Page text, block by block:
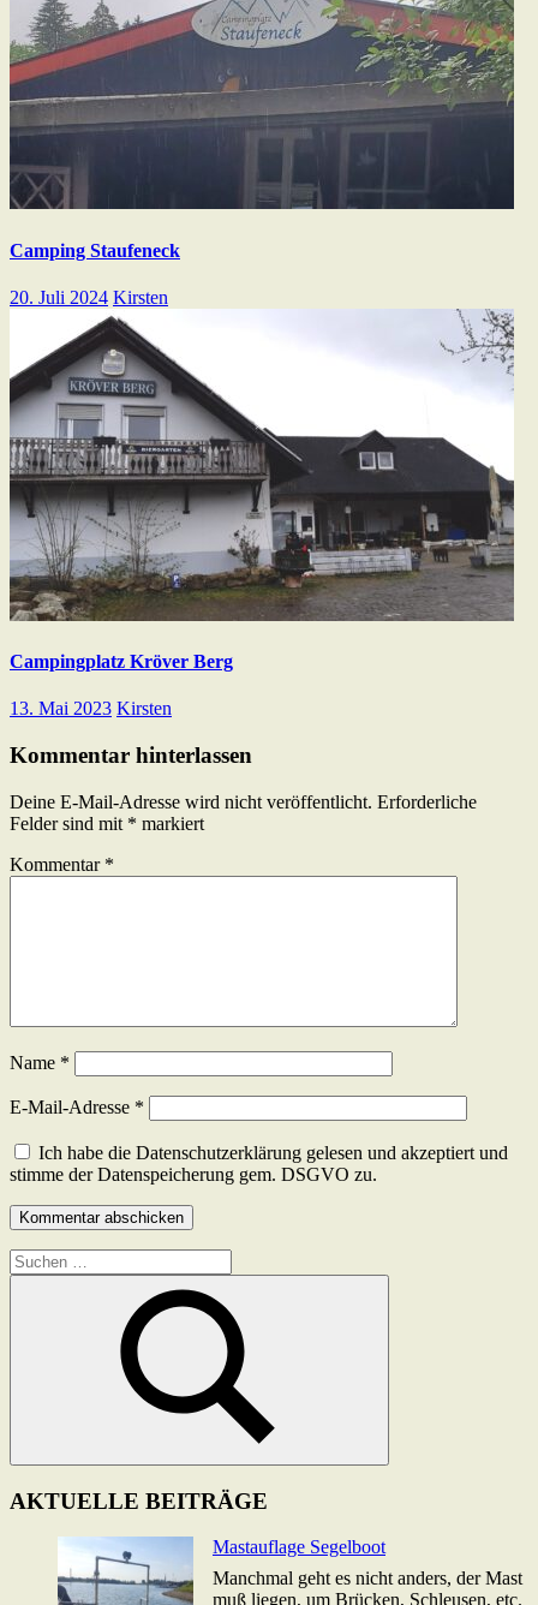
Camping Staufeneck
20. Juli 2024 Kirsten
Campingplatz Kröver Berg
13. Mai 2023 Kirsten
Kommentar hinterlassen
Deine E-Mail-Adresse wird nicht veröffentlicht. Erforderliche
Felder sind mit * markiert
Kommentar *
Name *
E-Mail-Adresse *
Ich habe die Datenschutzerklärung gelesen und akzeptiert und
stimme der Datenspeicherung gem. DSGVO zu.
Suchen
nach:
Suchen
AKTUELLE BEITRÄGE
Mastauflage Segelboot
Manchmal geht es nicht anders, der Mast
muß liegen, um Brücken, Schleusen, etc.